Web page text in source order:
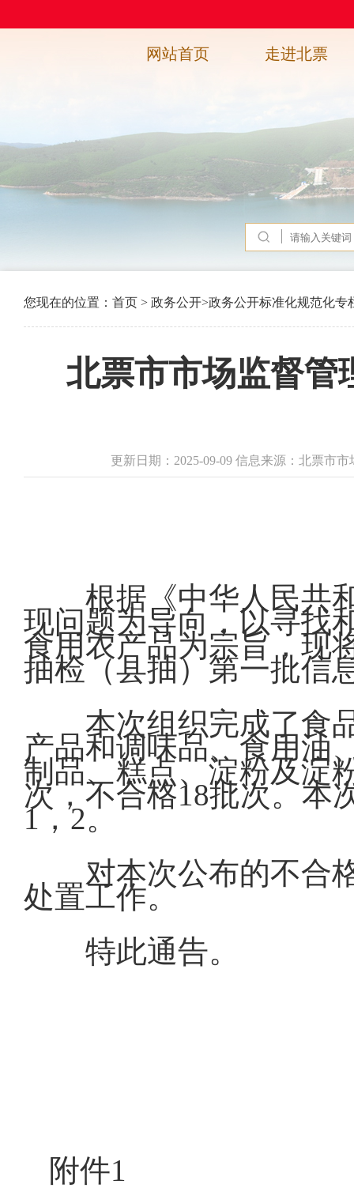
网站首页 走进北票
您现在的位置： 首页 > 政务公开>政务公开标准化规范化专
北票市市场监督管
更新日期：2025-09-09 信息来源：北票市
根据《中华人民共
现问题为导向，以寻找
食用农产品为宗旨，现
抽检（县抽）第一批信
本次组织完成了食
产品和调味品、食用油
制品、糕点、淀粉及淀
次，不合格18批次。本
1，2。
对本次公布的不合
处置工作。
特此通告。
附件1